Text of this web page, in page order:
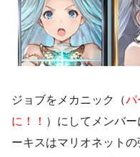
ジョブをメカニック（パ
に！！ ）にしてメンバ
ーキスはマリオネット